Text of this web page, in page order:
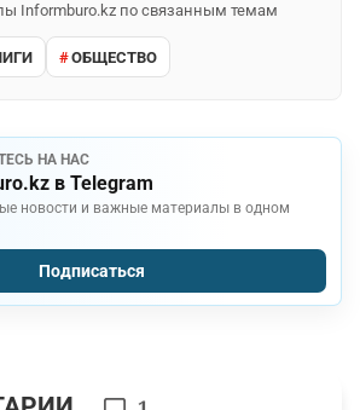
Informburo.kz по связанным темам
ОБЩЕСТВО
НА НАС
в Telegram
новости и важные материалы в одном
Подписаться